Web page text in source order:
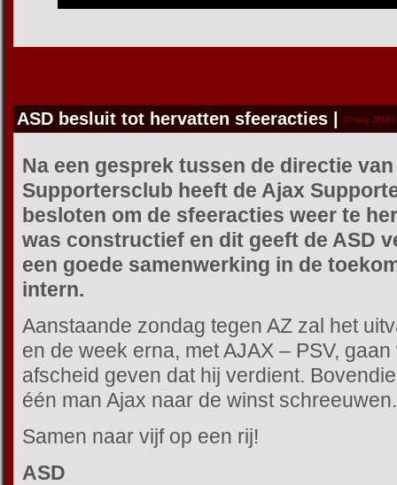
ASD besluit tot hervatten sfeeracties 15 aug 2014 |
Na een gesprek tussen de directie
Supportersclub heeft de Ajax
besloten om de sfeeracties weer te
was constructief en dit geeft de ASD
een goede samenwerking in de
intern.
Aanstaande zondag tegen AZ zal het
en de week erna, met AJAX – PSV,
afscheid geven dat hij verdient.
één man Ajax naar de winst schreeuwen.
Samen naar vijf op een rij!
ASD